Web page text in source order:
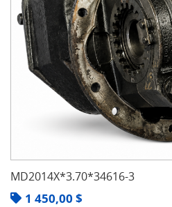
MD2014X*3.70*34616-3
1 450,00 $